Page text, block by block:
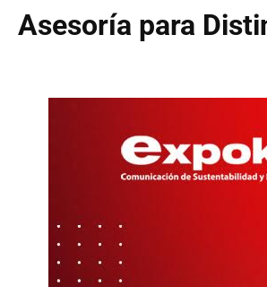
Asesoría para